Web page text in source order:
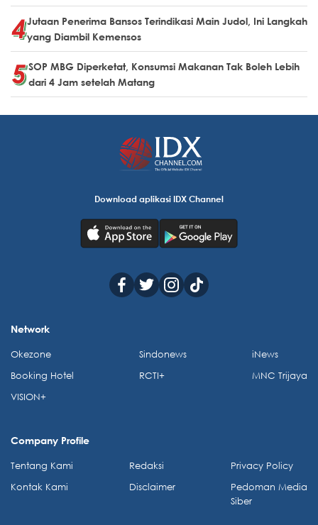
Jutaan Penerima Bansos Terindikasi Main Judol, Ini Langkah
yang Diambil Kemensos
SOP MBG Diperketat, Konsumsi Makanan Tak Boleh Lebih
dari 4 Jam setelah Matang
Download aplikasi IDX Channel
Network
Okezone
Booking Hotel
VISION+
Sindonews
RCTI+
iNews
MNC Trijaya
Company Profile
Tentang Kami
Kontak Kami
Redaksi
Disclaimer
Privacy Policy
Pedoman Media
Siber